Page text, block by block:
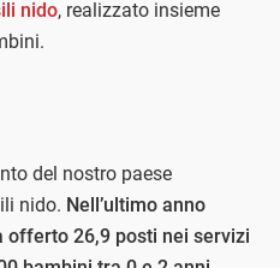
nido, realizzato insieme
del nostro paese
nido. Nell’ultimo anno
offerto 26,9 posti nei servizi